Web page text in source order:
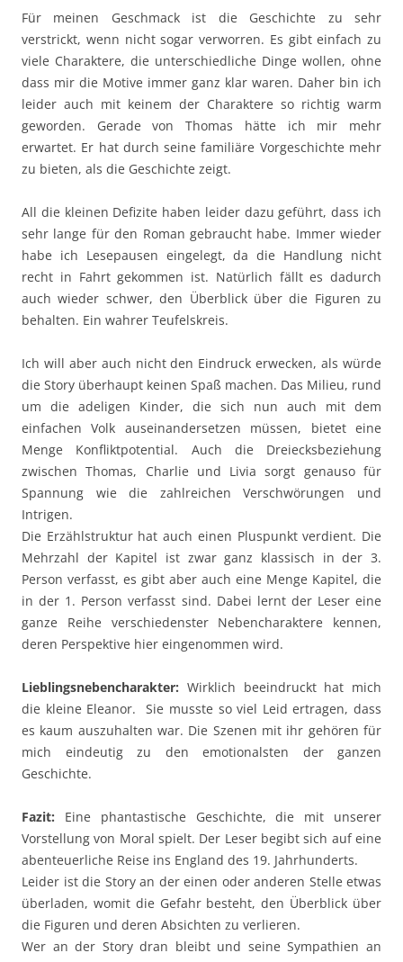
Für meinen Geschmack ist die Geschichte zu sehr
verstrickt, wenn nicht sogar verworren. Es gibt einfach zu
viele Charaktere, die unterschiedliche Dinge wollen, ohne
dass mir die Motive immer ganz klar waren. Daher bin ich
leider auch mit keinem der Charaktere so richtig warm
geworden. Gerade von Thomas hätte ich mir mehr
erwartet. Er hat durch seine familiäre Vorgeschichte mehr
zu bieten, als die Geschichte zeigt.
All die kleinen Defizite haben leider dazu geführt, dass ich
sehr lange für den Roman gebraucht habe. Immer wieder
habe ich Lesepausen eingelegt, da die Handlung nicht
recht in Fahrt gekommen ist. Natürlich fällt es dadurch
auch wieder schwer, den Überblick über die Figuren zu
behalten. Ein wahrer Teufelskreis.
Ich will aber auch nicht den Eindruck erwecken, als würde
die Story überhaupt keinen Spaß machen. Das Milieu, rund
um die adeligen Kinder, die sich nun auch mit dem
einfachen Volk auseinandersetzen müssen, bietet eine
Menge Konfliktpotential. Auch die Dreiecksbeziehung
zwischen Thomas, Charlie und Livia sorgt genauso für
Spannung wie die zahlreichen Verschwörungen und
Intrigen.
Die Erzählstruktur hat auch einen Pluspunkt verdient. Die
Mehrzahl der Kapitel ist zwar ganz klassisch in der 3.
Person verfasst, es gibt aber auch eine Menge Kapitel, die
in der 1. Person verfasst sind. Dabei lernt der Leser eine
ganze Reihe verschiedenster Nebencharaktere kennen,
deren Perspektive hier eingenommen wird.
Lieblingsnebencharakter: Wirklich beeindruckt hat mich
die kleine Eleanor. Sie musste so viel Leid ertragen, dass
es kaum auszuhalten war. Die Szenen mit ihr gehören für
mich eindeutig zu den emotionalsten der ganzen
Geschichte.
Fazit: Eine phantastische Geschichte, die mit unserer
Vorstellung von Moral spielt. Der Leser begibt sich auf eine
abenteuerliche Reise ins England des 19. Jahrhunderts.
Leider ist die Story an der einen oder anderen Stelle etwas
überladen, womit die Gefahr besteht, den Überblick über
die Figuren und deren Absichten zu verlieren.
Wer an der Story dran bleibt und seine Sympathien an